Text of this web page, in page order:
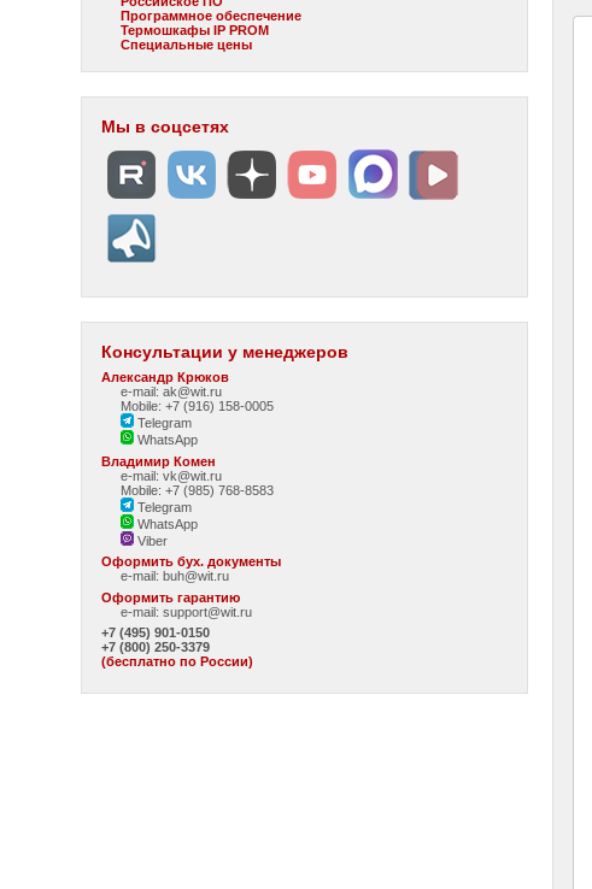
Программное обеспечение
Термошкафы IP PROM
Специальные цены
Мы в соцсетях
Консультации у менеджеров
Александр Крюков
e-mail: ak@wit.ru
Mobile: +7 (916) 158-0005
Telegram
WhatsApp
Владимир Комен
e-mail: vk@wit.ru
Mobile: +7 (985) 768-8583
Telegram
WhatsApp
Viber
Оформить бух. документы
e-mail:buh@wit.ru
Оформить гарантию
e-mail:support@wit.ru
+7 (495) 901-0150
+7 (800) 250-3379
(бесплатно по России)